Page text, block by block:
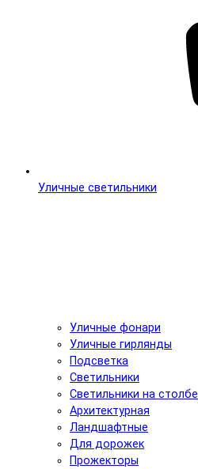
Уличные светильники
Уличные фонари
Уличные гирлянды
Подсветка
Светильники
Светильники на столбе
Архитектурная
Ландшафтные
Для дорожек
Прожекторы